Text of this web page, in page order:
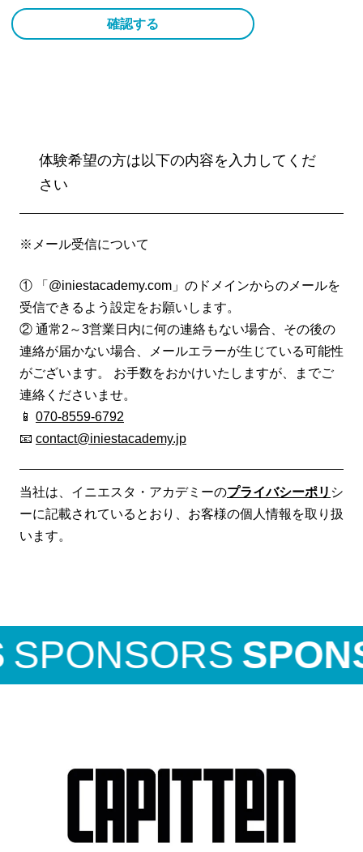
体験希望の方は以下の内容を入力してくだ
さい
※メール受信について
① 「@iniestacademy.com」のドメインからのメールを
受信できるよう設定をお願いします。
② 通常2～3営業日内に何の連絡もない場合、その後の
連絡が届かない場合、メールエラーが生じている可能性
がございます。 お手数をおかけいたしますが、までご
連絡くださいませ。
📱 070-8559-6792
📧 contact@iniestacademy.jp
当社は、イニエスタ・アカデミーのプライバシーポリ シ
ーに記載されているとおり、お客様の個人情報を取り扱
います。